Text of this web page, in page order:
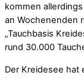
kommen
an Wochenenden
„Tauchbasis
rund 30.000
Der Kreidesee hat